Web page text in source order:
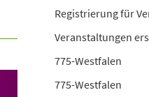
Registrierung für
Veranstaltungen
775-Westfalen
775-Westfalen